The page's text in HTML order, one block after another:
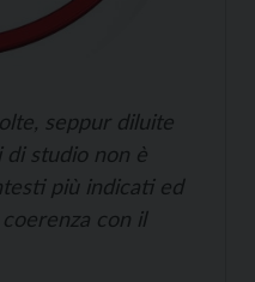
seppur diluite
studio non è
più indicati ed
con il